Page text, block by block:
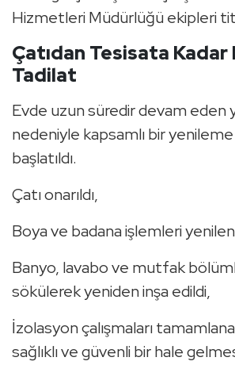
Hizmetleri Müdürlüğü ekipleri
Çatıdan Tesisata Kadar
Tadilat
Evde uzun süredir devam eden
nedeniyle kapsamlı bir yenileme
başlatıldı.
Çatı onarıldı,
Boya ve badana işlemleri
Banyo, lavabo ve mutfak
sökülerek yeniden inşa edildi,
İzolasyon çalışmaları
sağlıklı ve güvenli bir hale